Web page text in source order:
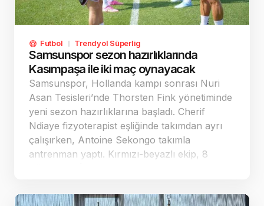
Futbol Trendyol Süperlig
Samsunspor sezon hazırlıklarında
Kasımpaşa ile iki maç oynayacak
Samsunspor, Hollanda kampı sonrası Nuri
Asan Tesisleri’nde Thorsten Fink yönetiminde
yeni sezon hazırlıklarına başladı. Cherif
Ndiaye fizyoterapist eşliğinde takımdan ayrı
çalışırken, Antoine Sekongo takımla
antrenman yaptı. Kırmızı-beyazlı ekip, 8